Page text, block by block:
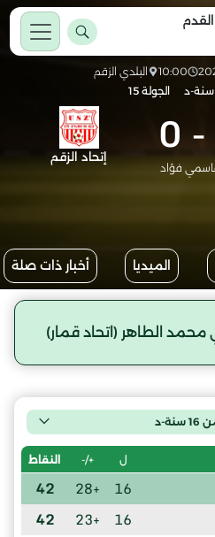
10:00
البلدي الزقم
الجولة 15
-
0
فؤاد
إتحاد الزقم
الميديا أخبار ذات صلة
الطاهر (اتحاد قمار)
د
ل +/- النقاط
16
+28
42
16
+23
42